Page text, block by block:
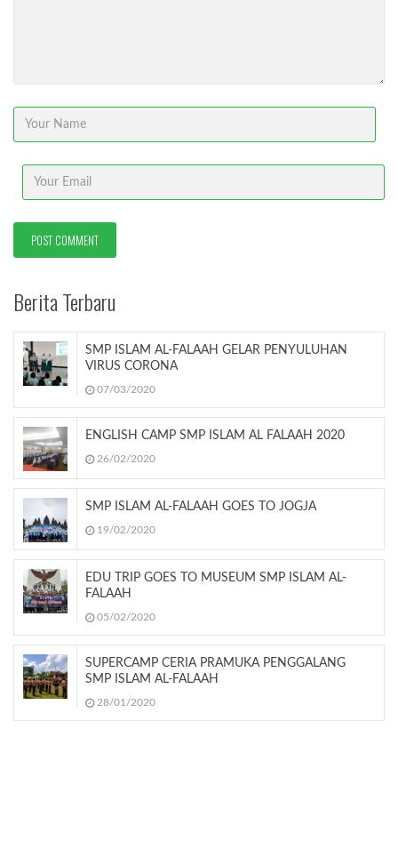
Berita Terbaru
SMP ISLAM AL-FALAAH GELAR PENYULUHAN
VIRUS CORONA
07/03/2020
ENGLISH CAMP SMP ISLAM AL FALAAH 2020
26/02/2020
SMP ISLAM AL-FALAAH GOES TO JOGJA
19/02/2020
EDU TRIP GOES TO MUSEUM SMP ISLAM AL-
FALAAH
05/02/2020
SUPERCAMP CERIA PRAMUKA PENGGALANG
SMP ISLAM AL-FALAAH
28/01/2020